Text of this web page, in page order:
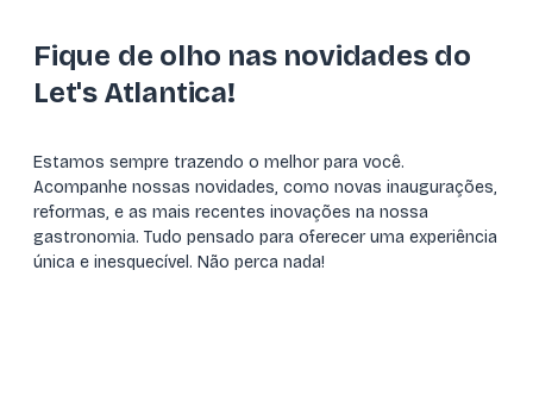
Fique de olho nas novidades do
Let's Atlantica!
Estamos sempre trazendo o melhor para você.
Acompanhe nossas novidades, como novas inaugurações,
reformas, e as mais recentes inovações na nossa
gastronomia. Tudo pensado para oferecer uma experiência
única e inesquecível. Não perca nada!